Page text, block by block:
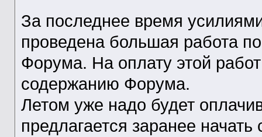
За последнее время
проведена большая работа
Форума. На оплату этой
содержанию Форума.
Летом уже надо будет
предлагается заранее